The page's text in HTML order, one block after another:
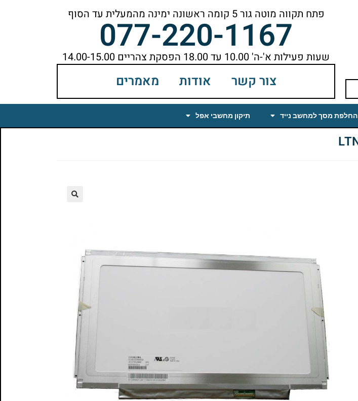
פתח תקווה מוטה גור 5 קומה ראשונה ימינה מהמעלית עד הסוף
077-220-1167שעות פעילות א'-ה' 10.00 עד 18.00 הפסקת צהריים 14.00-15.00
צור קשר אודות מאמרים
החלפת מסך למחשב נייד תיקון מחשבי אפל